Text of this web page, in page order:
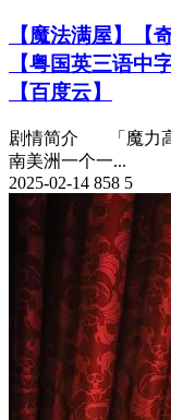
【魔法满屋】【
【粤国英三语中
【百度云】
剧情简介 「魔力高
南美洲一个一...
2025-02-14 858 5